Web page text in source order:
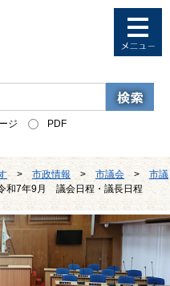
ジ PDF
> 市政情報 > 市議会 >
市議
和7年9月 議会日程・議長日程